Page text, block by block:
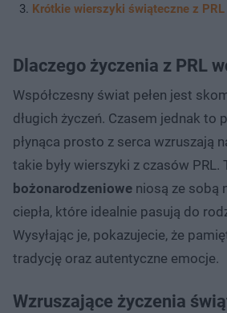
Krótkie wierszyki świąteczne z PRL
Dlaczego życzenia z PRL
Współczesny świat pełen jest
długich życzeń. Czasem jednak to
płynąca prosto z serca wzruszają
takie były wierszyki z czasów PRL.
bożonarodzeniowe niosą ze sobą
ciepła, które idealnie pasują do
Wysyłając je, pokazujecie, że
tradycję oraz autentyczne emocje.
Wzruszające życzenia